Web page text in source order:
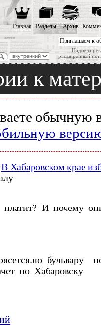
Приглашаем к
Надоела
расширенный
Главная Разделы Архив
к
обычную
В Хабаровском крае
платит? И почему
бульвару
по Хабаровску